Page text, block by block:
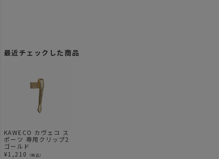
最近チェックした商品
KAWECO カヴェコ ス
ポーツ 専用クリップ2
ゴールド
¥1,210 （税込）